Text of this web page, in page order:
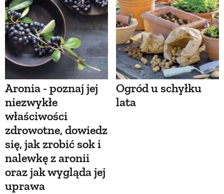
Aronia - poznaj jej
niezwykłe
właściwości
zdrowotne, dowiedz
się, jak zrobić sok i
nalewkę z aronii
oraz jak wygląda jej
uprawa
Ogród u schyłku
lata